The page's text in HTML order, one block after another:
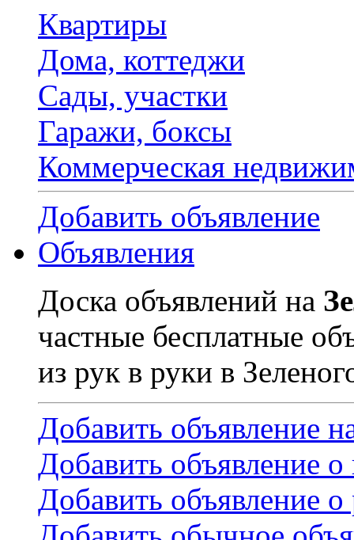
Квартиры
Дома, коттеджи
Сады, участки
Гаражи, боксы
Коммерческая
Добавить объявление
Объявления
Доска объявлений на
частные бесплатные
из рук в руки в
Добавить объявление
Добавить объявление
Добавить объявление о